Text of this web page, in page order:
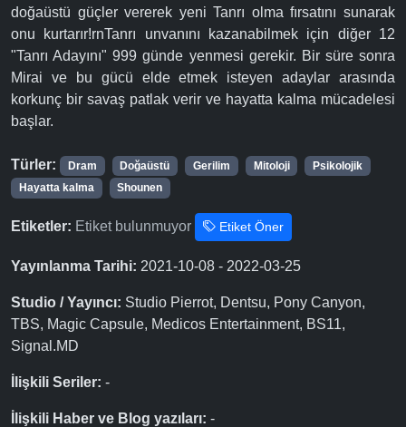
doğaüstü güçler vererek yeni Tanrı olma fırsatını sunarak
onu kurtarır!rnTanrı unvanını kazanabilmek için diğer 12
"Tanrı Adayını" 999 günde yenmesi gerekir. Bir süre sonra
Mirai ve bu gücü elde etmek isteyen adaylar arasında
korkunç bir savaş patlak verir ve hayatta kalma mücadelesi
başlar.
Türler: Dram Doğaüstü Gerilim Mitoloji
Psikolojik
Hayatta kalma
Shounen
Etiketler: Etiket bulunmuyor Etiket Öner
Yayınlanma Tarihi: 2021-10-08 - 2022-03-25
Studio / Yayıncı: Studio Pierrot, Dentsu, Pony Canyon,
TBS, Magic Capsule, Medicos Entertainment, BS11,
Signal.MD
İlişkili Seriler: -
İlişkili Haber ve Blog yazıları: -